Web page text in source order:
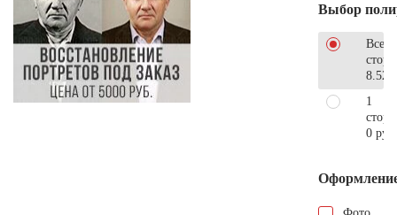
Выбор
Все
1
0 руб.